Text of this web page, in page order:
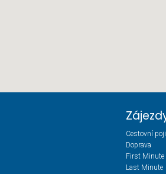
Cestovní
Doprava
First Minute
Last Minute